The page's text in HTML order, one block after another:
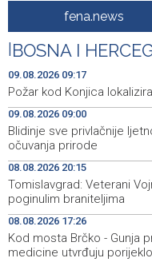
Blidinje sve
izazove očuvanja prirode
08:55 Najave događaja
08:30
Nova slikovnica
u radosna otajstva krunice
20:31
HZHM: U sudaru
12 zadržano na liječenju
20:22 Metković: Na
20:15
Tomislavgrad:
počast poginulim
fena.news
BOSNA I
09.08.2026 09:17
Požar kod Konjica
09.08.2026 09:00
Blidinje sve privlačnije
očuvanja prirode
08.08.2026 20:15
Tomislavgrad: Veterani
poginulim braniteljima
08.08.2026 17:26
Kod mosta Brčko - Gunja
medicine utvrđuju porijeklo